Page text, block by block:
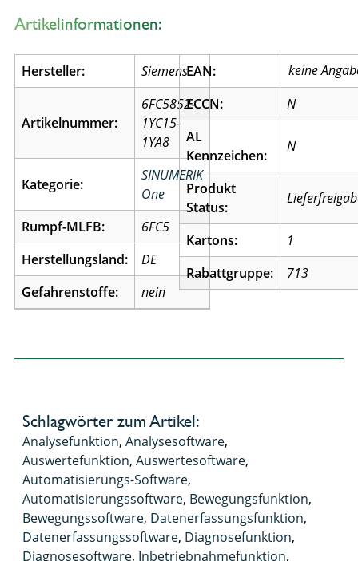
Artikelinformationen:
Hersteller: Siemens
Artikelnummer:
6FC5852-
1YC15-
1YA8
Kategorie:
SINUMERIK
One
Rumpf-MLFB:
6FC5
Herstellungsland:
DE
Gefahrenstoffe:
nein
EAN:
ECCN:
N
AL
Kennzeichen:
N
Produkt
Status:
Kartons:
1
Rabattgruppe:
713
Schlagwörter zum Artikel:
Analysefunktion, Analysesoftware,
Auswertefunktion, Auswertesoftware,
Automatisierungs-Software,
Automatisierungssoftware, Bewegungsfunktion,
Bewegungssoftware, Datenerfassungsfunktion,
Datenerfassungssoftware, Diagnosefunktion,
Diagnosesoftware, Inbetriebnahmefunktion,